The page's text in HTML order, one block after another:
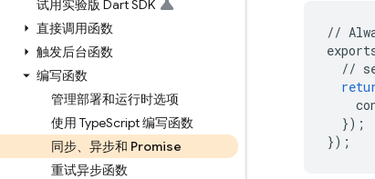
试用实验版 Dart SDK
直接调用函数
触发后台函数
编写函数
管理部署和运行时选项
使用 TypeScript 编写函数
同步、异步和 Promise
重试异步函数
//
//
});
});